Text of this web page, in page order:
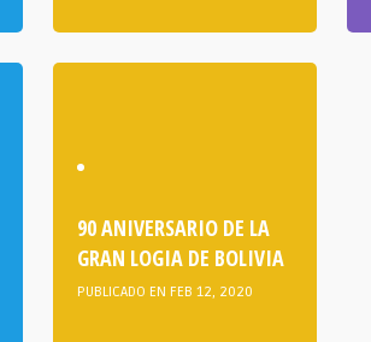
90 ANIVERSARIO DE LA
GRAN LOGIA DE BOLIVIA
PUBLICADO EN FEB 12, 2020